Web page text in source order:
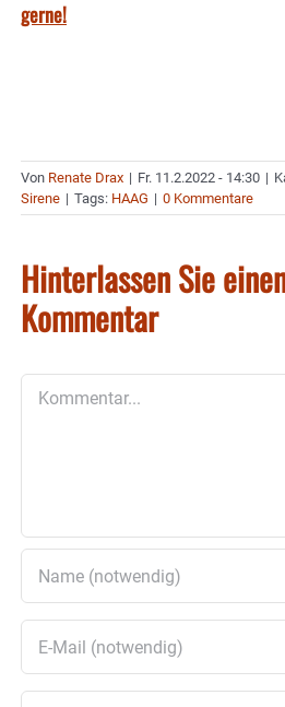
gerne!
Von Renate Drax | Fr. 11.2.2022 - 14:30 |
Sirene | Tags: HAAG | 0 Kommentare
Hinterlassen Sie
Kommentar